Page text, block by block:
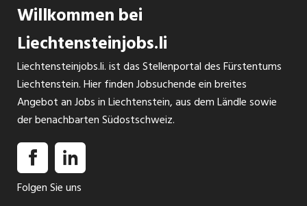
Willkommen bei
Liechtensteinjobs.li
Liechtensteinjobs.li. ist das Stellenportal des Fürstentums
Liechtenstein. Hier finden Jobsuchende ein breites
Angebot an Jobs in Liechtenstein, aus dem Ländle sowie
der benachbarten Südostschweiz.
Folgen Sie uns